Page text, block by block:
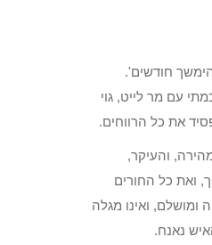
חודשים'.
עם מר לייט, גוי
את כל הרווחים.
והעיקר,
ואת כל החורים
ומושלם, ואינו מגלה
נאנח.